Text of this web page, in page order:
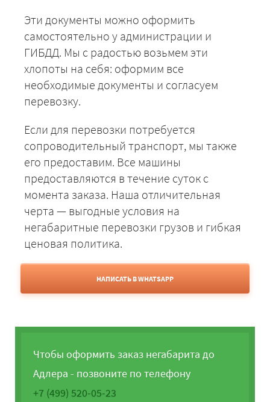
Эти документы можно оформить
самостоятельно у администрации и
ГИБДД. Мы с радостью возьмем эти
хлопоты на себя: оформим все
необходимые документы и согласуем
перевозку.
Если для перевозки потребуется
сопроводительный транспорт, мы также
его предоставим. Все машины
предоставляются в течение суток с
момента заказа. Наша отличительная
черта — выгодные условия на
негабаритные перевозки грузов и гибкая
ценовая политика.
НАПИСАТЬ В WHATSAPP
Чтобы оформить заказ негабарита до
Адлера - позвоните по телефону
+7 (499) 520-05-23